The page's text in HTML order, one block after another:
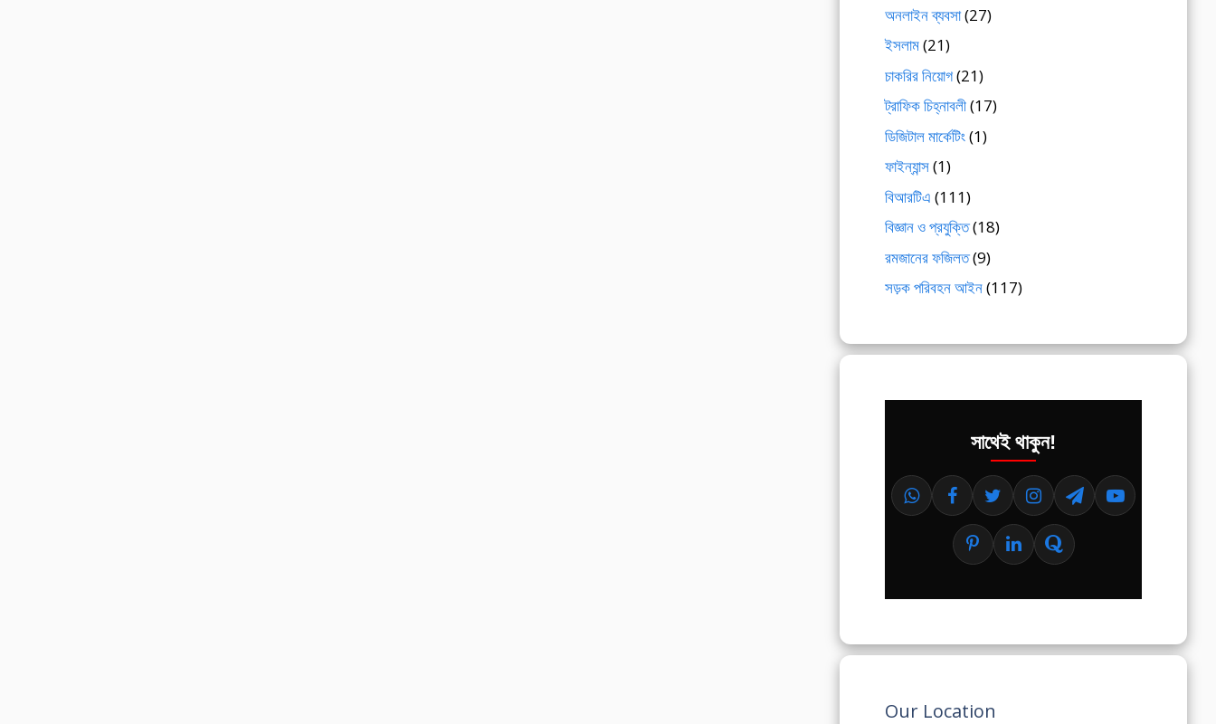
অনলাইন ব্যবসা(27)
ইসলাম(21)
চাকরির নিয়োগ(21)
ট্রাফিক চিহ্নাবলী(17)
ডিজিটাল মার্কেটিং(1)
ফাইন্যান্স(1)
বিআরটিএ (111)
বিজ্ঞান ও প্রযুক্তি(18)
রমজানের ফজিলত(9)
সড়ক পরিবহন আইন(117)
সাথেই থাকুন!
Our Location